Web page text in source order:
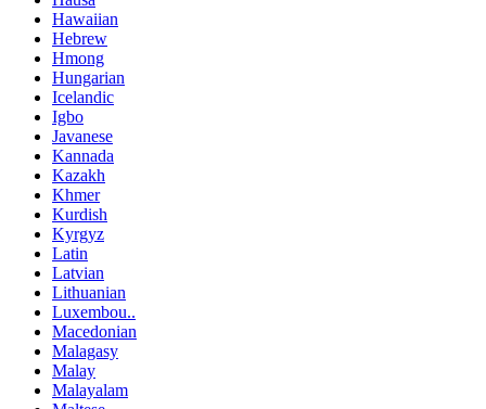
Hawaiian
Hebrew
Hmong
Hungarian
Icelandic
Igbo
Javanese
Kannada
Kazakh
Khmer
Kurdish
Kyrgyz
Latin
Latvian
Lithuanian
Luxembou..
Macedonian
Malagasy
Malay
Malayalam